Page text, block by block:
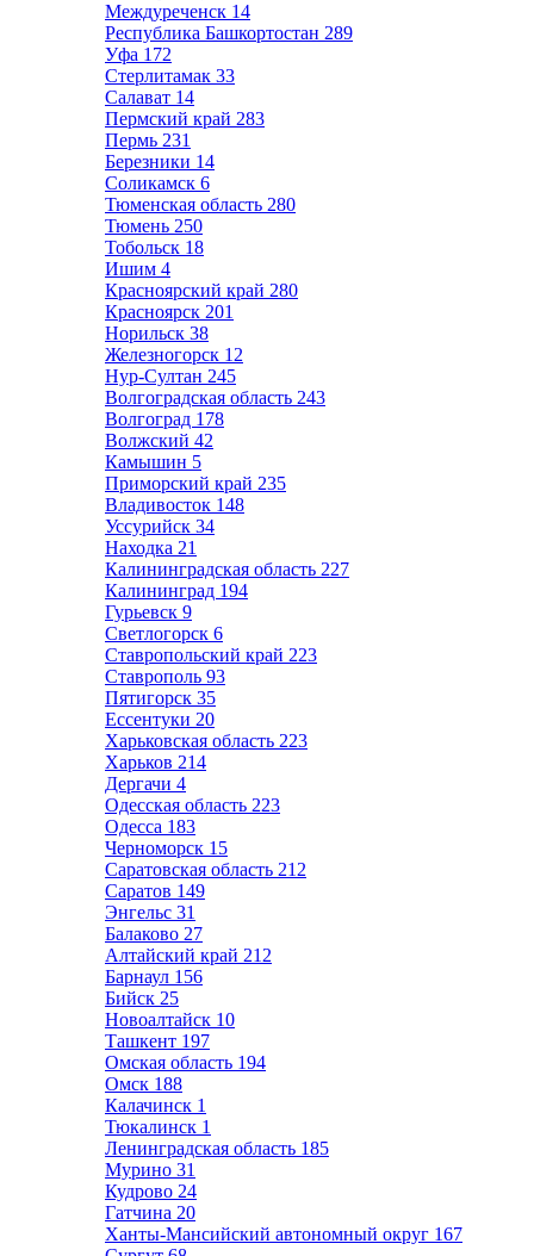
Междуреченск 14
Республика Башкортостан 289
Уфа 172
Стерлитамак 33
Салават 14
Пермский край 283
Пермь 231
Березники 14
Соликамск 6
Тюменская область 280
Тюмень 250
Тобольск 18
Ишим 4
Красноярский край 280
Красноярск 201
Норильск 38
Железногорск 12
Нур-Султан 245
Волгоградская область 243
Волгоград 178
Волжский 42
Камышин 5
Приморский край 235
Владивосток 148
Уссурийск 34
Находка 21
Калининградская область 227
Калининград 194
Гурьевск 9
Светлогорск 6
Ставропольский край 223
Ставрополь 93
Пятигорск 35
Ессентуки 20
Харьковская область 223
Харьков 214
Дергачи 4
Одесская область 223
Одесса 183
Черноморск 15
Саратовская область 212
Саратов 149
Энгельс 31
Балаково 27
Алтайский край 212
Барнаул 156
Бийск 25
Новоалтайск 10
Ташкент 197
Омская область 194
Омск 188
Калачинск 1
Тюкалинск 1
Ленинградская область 185
Мурино 31
Кудрово 24
Гатчина 20
Ханты-Мансийский автономный округ 167